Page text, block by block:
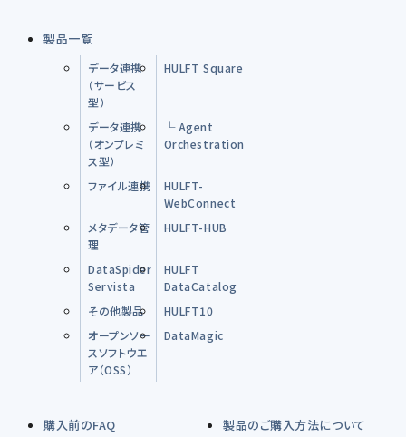
製品一覧
データ連携
（サービス
型）
HULFT Square
データ連携
（オンプレミ
ス型）
└ Agent
Orchestration
ファイル連携
HULFT-
WebConnect
メタデータ管
理
HULFT-HUB
DataSpider
Servista
HULFT
DataCatalog
その他製品
HULFT10
オープンソー
スソフトウエ
ア（OSS）
DataMagic
購入前のFAQ 製品のご購入方法について